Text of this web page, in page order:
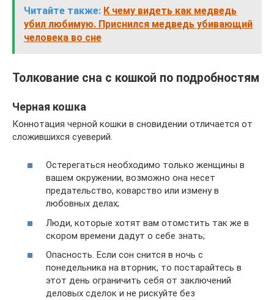
Читайте также: К чему видеть как медведь
убил любимую. Приснился медведь убивающий
человека во сне
Толкование сна с кошкой по подробностям
Черная кошка
Коннотация черной кошки в сновидении отличается от
сложившихся суеверий.
Остерегаться необходимо только женщины в
вашем окружении, возможно она несет
предательство, коварство или измену в
любовных делах;
Люди, которые хотят вам отомстить так же в
скором времени дадут о себе знать;
Опасность. Если сон снится в ночь с
понедельника на вторник, то постарайтесь в
этот день ограничить себя от заключений
деловых сделок и не рискуйте без